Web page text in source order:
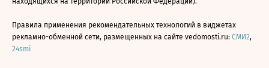
Правила применения рекомендательных технологий в виджетах
рекламно-обменной сети, размещенных на сайте vedomosti.ru: СМИ2,
24smi